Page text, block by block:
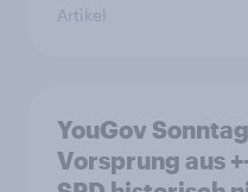
Artikel
YouGov
Vorsprung aus +++ CDU/CSU